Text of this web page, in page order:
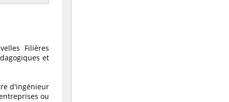
Filières
et
d'ingénieur
ou